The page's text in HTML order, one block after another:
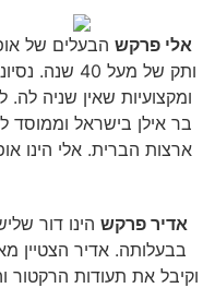
אלי פרקשהבעלים של
ותק של מעל 40
ומקצועיות שאין שניה לה.
בר אילן בישראל וממוסד
ארצות הברית. אלי הינו
אדיר פרקשהינו דור
בבעלותה. אדיר הצטיין